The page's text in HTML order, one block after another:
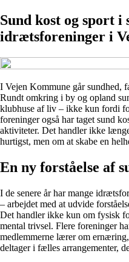
Sund kost og sport i
idrætsforeninger i
I Vejen Kommune går sundhed,
Rundt omkring i by og opland
klubhuse af liv – ikke kun fordi
foreninger også har taget sund
aktiviteter. Det handler ikke
hurtigst, men om at skabe en
En ny forståelse af
I de senere år har mange
– arbejdet med at udvide
Det handler ikke kun om fysisk
mental trivsel. Flere foreninger
medlemmerne lærer om
deltager i fælles arrangementer,